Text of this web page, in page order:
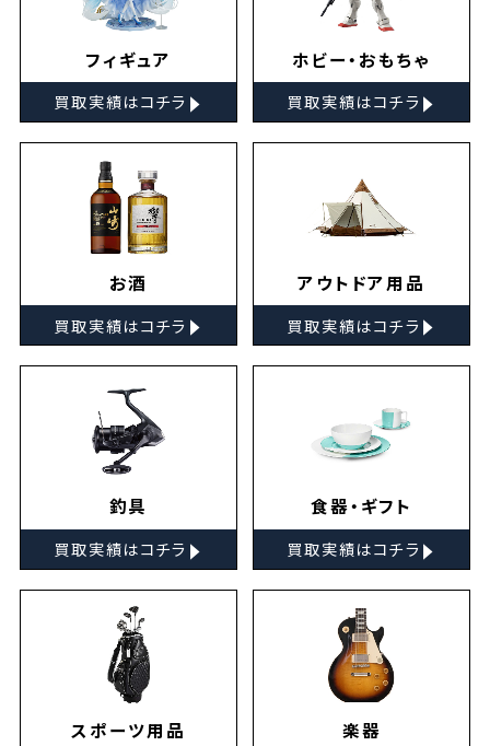
フィギュア
買取実績はコチラ ▸
ホビー・おもちゃ
買取実績はコチラ ▸
お酒
買取実績はコチラ ▸
アウトドア用品
買取実績はコチラ ▸
釣具
買取実績はコチラ ▸
食器・ギフト
買取実績はコチラ ▸
スポーツ用品 楽器